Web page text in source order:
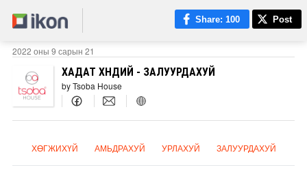
Share: 100 Post
2022 оны 9 сарын 21
ХАДАТ ХӨНДИЙ - ЗАЛУУРДАХУЙ
by Tsoba House
ХӨГЖИХҮЙ АМЬДРАХУЙ УРЛАХУЙ ЗАЛУУРДАХУЙ